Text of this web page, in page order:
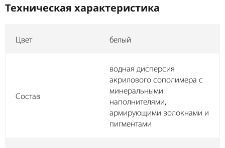
Техническая характеристика
Цвет белый
Состав
водная дисперсия
акрилового сополимера с
минеральными
наполнителями,
армирующими волокнами и
пигментами